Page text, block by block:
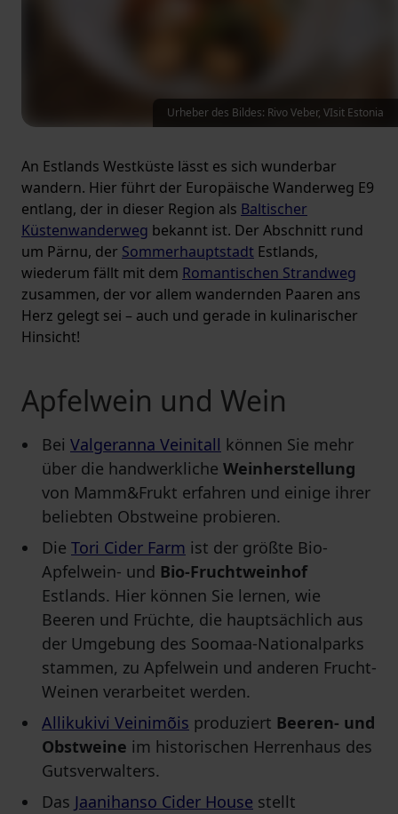
An Estlands Westküste lässt es sich wunderbar
wandern. Hier führt der Europäische Wanderweg E9
entlang, der in dieser Region als Baltischer
Küstenwanderweg bekannt ist. Der Abschnitt rund
um Pärnu, der Sommerhauptstadt Estlands,
wiederum fällt mit dem Romantischen Strandweg
zusammen, der vor allem wandernden Paaren ans
Herz gelegt sei – auch und gerade in kulinarischer
Hinsicht!
Apfelwein und Wein
Bei Valgeranna Veinitall können Sie mehr
über die handwerkliche Weinherstellung
von Mamm&Frukt erfahren und einige ihrer
beliebten Obstweine probieren.
Die Tori Cider Farm ist der größte Bio-
Apfelwein- und Bio-Fruchtweinhof
Estlands. Hier können Sie lernen, wie
Beeren und Früchte, die hauptsächlich aus
der Umgebung des Soomaa-Nationalparks
stammen, zu Apfelwein und anderen Frucht-
Weinen verarbeitet werden.
Allikukivi Veinimõis produziert Beeren- und
Obstweine im historischen Herrenhaus des
Gutsverwalters.
Das Jaanihanso Cider House stellt
Urheber des Bildes: Rivo Veber, VIsit Estonia